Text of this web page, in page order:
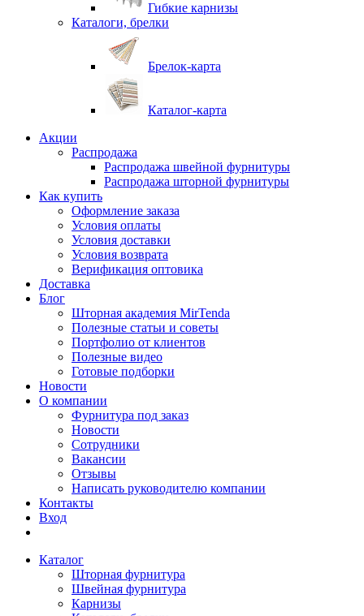
Гибкие карнизы
Каталоги, брелки
Брелок-карта
Каталог-карта
Акции
Распродажа
Распродажа швейной фурнитуры
Распродажа шторной фурнитуры
Как купить
Оформление заказа
Условия оплаты
Условия доставки
Условия возврата
Верификация оптовика
Доставка
Блог
Шторная академия MirTenda
Полезные статьи и советы
Портфолио от клиентов
Полезные видео
Готовые подборки
Новости
О компании
Фурнитура под заказ
Новости
Сотрудники
Вакансии
Отзывы
Написать руководителю компании
Контакты
Вход
Каталог
Шторная фурнитура
Швейная фурнитура
Карнизы